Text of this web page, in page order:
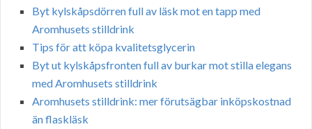
Byt kylskåpsdörren full av läsk mot en tapp med
Aromhusets stilldrink
Tips för att köpa kvalitetsglycerin
Byt ut kylskåpsfronten full av burkar mot stilla elegans
med Aromhusets stilldrink
Aromhusets stilldrink: mer förutsägbar inköpskostnad
än flaskläsk